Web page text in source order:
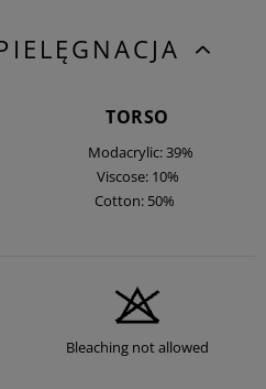
TORSO
Modacrylic: 39%
Viscose: 10%
Cotton: 50%
Bleaching not allowed